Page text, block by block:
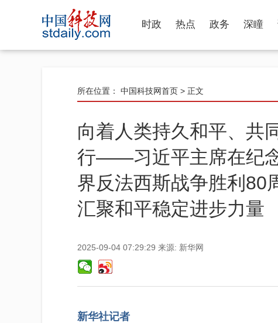
时政 热点 政务 深瞳
所在位置： 中国科技网首页 > 正文
向着人类持久和平、共
行——习近平主席在纪
界反法西斯战争胜利80
汇聚和平稳定进步力量
2025-09-04 07:29:29 来源: 新华网
新华社记者